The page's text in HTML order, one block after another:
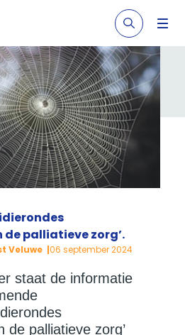
de palliatieve zorg’.
Veluwe 06 september 2024
staat de informatie
de palliatieve zorg’